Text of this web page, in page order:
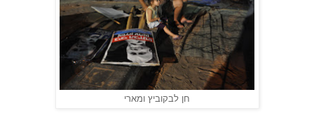
חן לבקוביץ ומארי